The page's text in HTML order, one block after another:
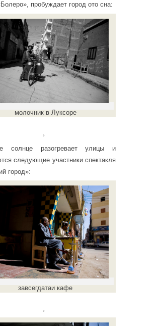
пробуждает город ото сна:
молочник в Луксоре
。
солнце разогревает улицы и
следующие участники спектакля
город»:
завсегдатаи кафе
。